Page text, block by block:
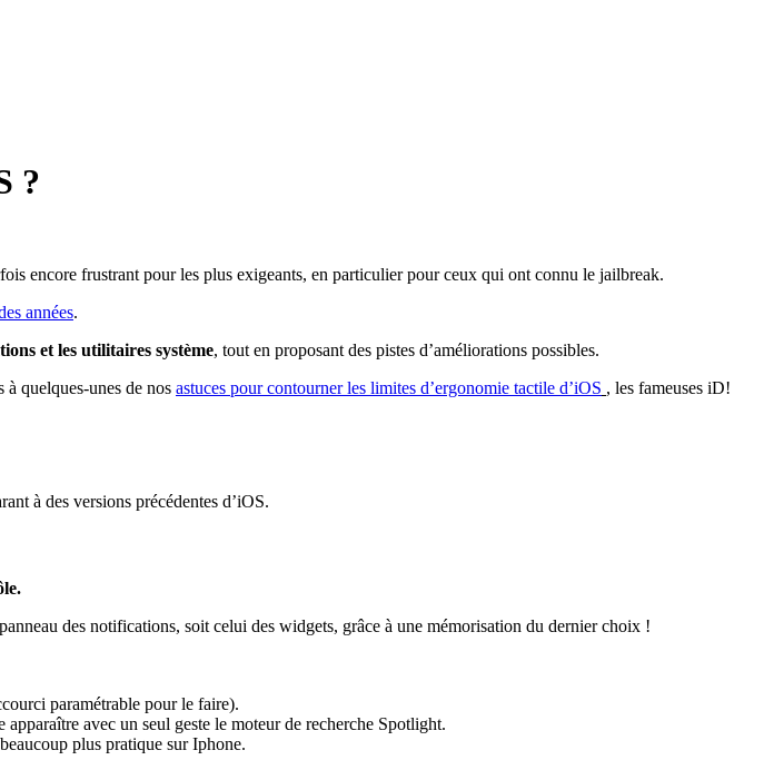
?
encore frustrant pour les plus exigeants, en particulier pour ceux qui ont connu le jailbreak.
années.
et les utilitaires système, tout en proposant des pistes d’améliorations possibles.
à quelques-unes de nos astuces pour contourner les limites d’ergonomie tactile d’iOS , les fameuses iD!
à des versions précédentes d’iOS.
des notifications, soit celui des widgets, grâce à une mémorisation du dernier choix !
paramétrable pour le faire).
avec un seul geste le moteur de recherche Spotlight.
plus pratique sur Iphone.